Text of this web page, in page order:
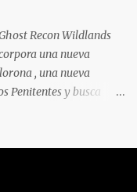
camino a ser
Juegos). Pueden
Recon Wildlands
una nueva
, una nueva
Penitentes y busca
por la comunidad,
la libertad de
de Last Rites es la